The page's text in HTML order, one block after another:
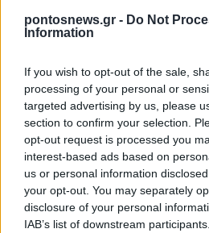
pontosnews.gr - Do Not
Information
If you wish to opt-out of the sale,
processing of your personal or
targeted advertising by us, please
section to confirm your selection.
opt-out request is processed you
interest-based ads based on
us or personal information
your opt-out. You may separately
disclosure of your personal
IAB’s list of downstream
Με λαμπρότητα
τη θεμελίωση του Αγίου
Παρών ο Αρχιεπίσκοπος
12/07/2026 - 8:52μμ